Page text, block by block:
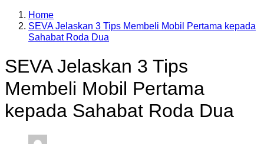
Home
SEVA Jelaskan 3 Tips Membeli Mobil Pertama kepada
Sahabat Roda Dua
SEVA Jelaskan 3 Tips
Membeli Mobil Pertama
kepada Sahabat Roda Dua